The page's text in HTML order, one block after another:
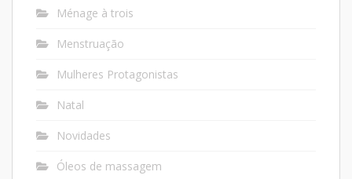
Ménage à trois
Menstruação
Mulheres Protagonistas
Natal
Novidades
Óleos de massagem